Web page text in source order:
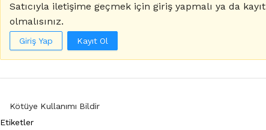
Satıcıyla iletişime geçmek için giriş yapmalı ya da kayıt
olmalısınız.
Giriş Yap Kayıt Ol
Kötüye Kullanımı Bildir
Etiketler